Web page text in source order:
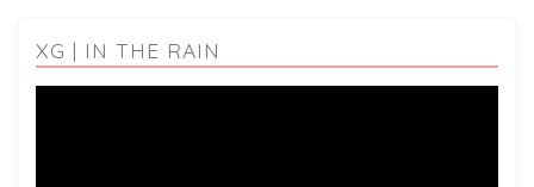
XG | IN THE RAIN